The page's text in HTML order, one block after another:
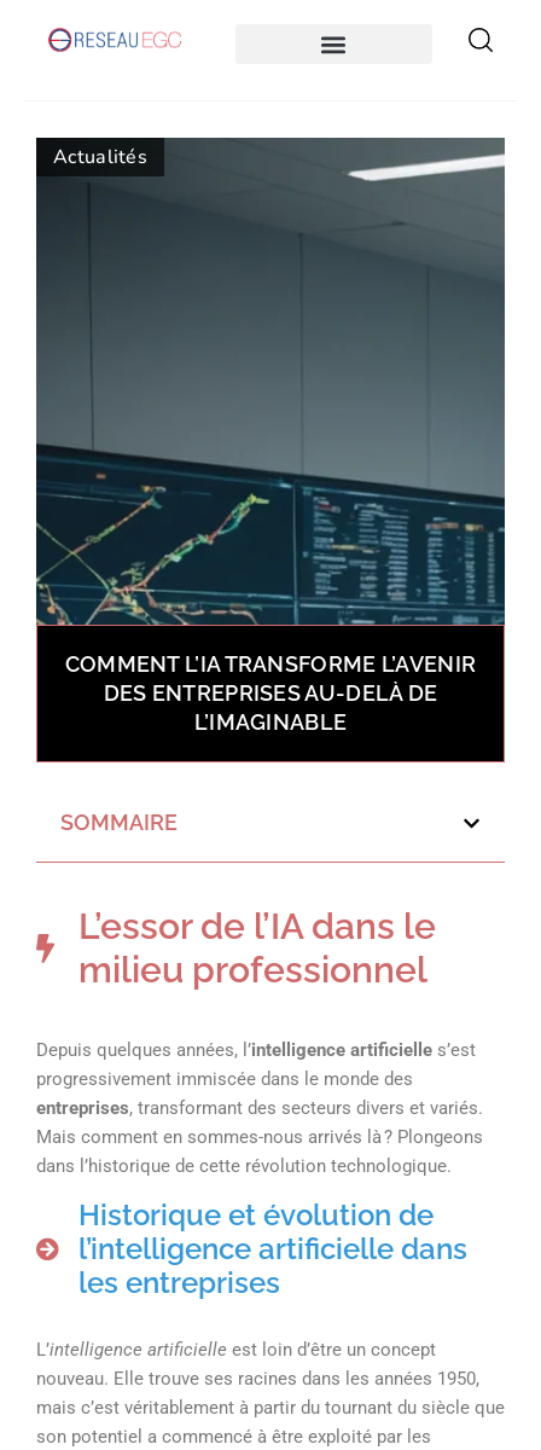
Actualités
COMMENT L’IA TRANSFORME L’AVENIR
DES ENTREPRISES AU-DELÀ DE
L’IMAGINABLE
SOMMAIRE
L’essor de l’IA dans le
milieu professionnel
Depuis quelques années, l’intelligence artificielle s’est
progressivement immiscée dans le monde des
entreprises, transformant des secteurs divers et variés.
Mais comment en sommes-nous arrivés là ? Plongeons
dans l’historique de cette révolution technologique.
Historique et évolution de
l’intelligence artificielle dans
les entreprises
L’intelligence artificielle est loin d’être un concept
nouveau. Elle trouve ses racines dans les années 1950,
mais c’est véritablement à partir du tournant du siècle que
son potentiel a commencé à être exploité par les